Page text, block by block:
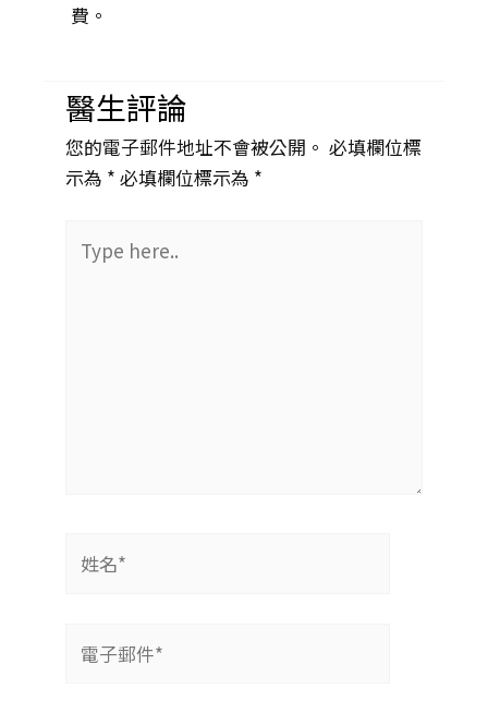
費。
醫生評論
您的電子郵件地址不會被公開。 必填欄位標
示為 * 必填欄位標示為 *
here..
名